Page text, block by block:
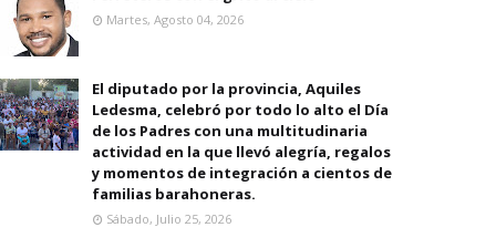
Martes, Agosto 04, 2026
El diputado por la provincia, Aquiles
Ledesma, celebró por todo lo alto el Día
de los Padres con una multitudinaria
actividad en la que llevó alegría, regalos
y momentos de integración a cientos de
familias barahoneras.
Sábado, Julio 25, 2026